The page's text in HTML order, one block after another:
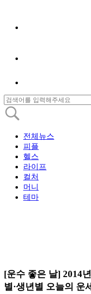
전체뉴스
피플
헬스
라이프
컬처
머니
테마
[운수 좋은 날] 2014
별·생년별 오늘의 운